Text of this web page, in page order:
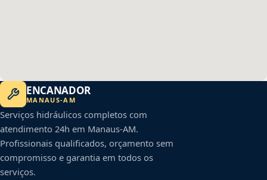
ENCANADOR
MANAUS-AM
Serviços hidráulicos completos com
atendimento 24h em Manaus-AM.
Profissionais qualificados, orçamento sem
compromisso e garantia em todos os
serviços.